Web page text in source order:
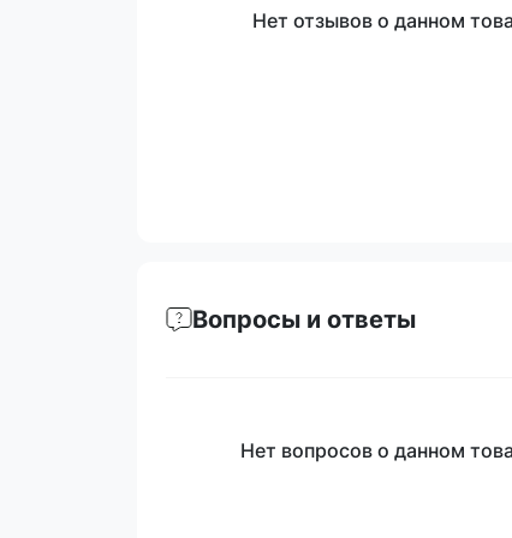
Нет отзывов о данном
Вопросы и ответы
Нет вопросов о данном